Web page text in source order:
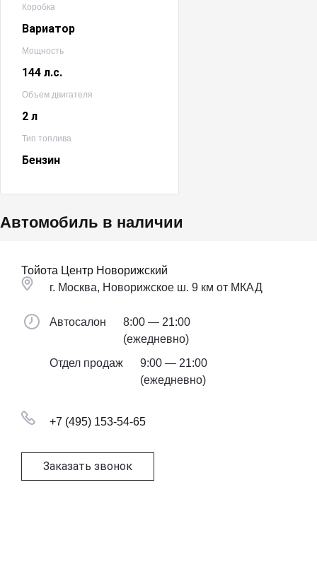
Коробка
Вариатор
Мощность
144 л.с.
Объем двигателя
2 л
Тип топлива
Бензин
Автомобиль в наличии
Тойота Центр Новорижский
г. Москва, Новорижское ш. 9 км от МКАД
Автосалон
8:00 — 21:00
(ежедневно)
Отдел продаж
9:00 — 21:00
(ежедневно)
+7 (495) 153-54-65
Заказать звонок